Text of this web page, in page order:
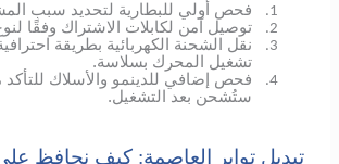
1. فحص أولي للبطارية لتحديد سبب
2. توصيل آمن لكابلات الاشتراك وفقًا
3.
نقل الشحنة الكهربائية بطريقة
تشغيل المحرك بسلاسة.
4. فحص إضافي للدينمو والأسلاك
ستُشحن بعد التشغيل.
تبديل تواير العاصمة: كيف نحافظ